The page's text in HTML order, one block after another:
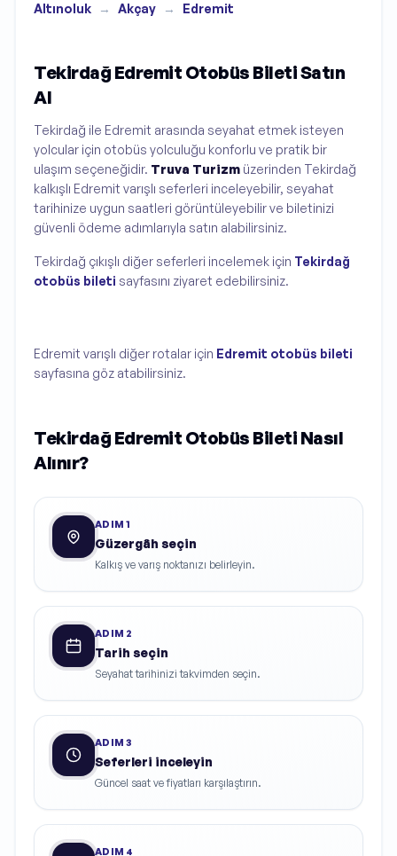
Altınoluk
→ Akçay → Edremit
Tekirdağ Edremit Otobüs Bileti Satın
Al
Tekirdağ ile Edremit arasında seyahat etmek isteyen
yolcular için otobüs yolculuğu konforlu ve pratik bir
ulaşım seçeneğidir. Truva Turizm üzerinden Tekirdağ
kalkışlı Edremit varışlı seferleri inceleyebilir, seyahat
tarihinize uygun saatleri görüntüleyebilir ve biletinizi
güvenli ödeme adımlarıyla satın alabilirsiniz.
Tekirdağ çıkışlı diğer seferleri incelemek için Tekirdağ
otobüs bileti sayfasını ziyaret edebilirsiniz.
Edremit varışlı diğer rotalar için Edremit otobüs bileti
sayfasına göz atabilirsiniz.
Tekirdağ Edremit Otobüs Bileti Nasıl
Alınır?
ADIM1
Güzergâh seçin
Kalkış ve varış noktanızı belirleyin.
ADIM 2
Tarih seçin
Seyahat tarihinizi takvimden seçin.
ADIM3
Seferleri inceleyin
Güncel saat ve fiyatları karşılaştırın.
ADIM 4